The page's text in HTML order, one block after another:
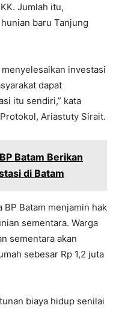
Jumlah itu,
baru Tanjung
investasi
dapat
itu sendiri,” kata
Ariastuty Sirait.
Batam Berikan
di Batam
Batam menjamin hak
sementara. Warga
sementara akan
sebesar Rp 1,2 juta
biaya hidup senilai